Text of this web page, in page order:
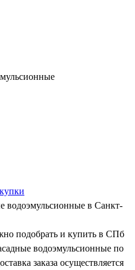
водоэмульсионные в Санкт-
подобрать и купить в СПб
водоэмульсионные по
заказа осуществляется